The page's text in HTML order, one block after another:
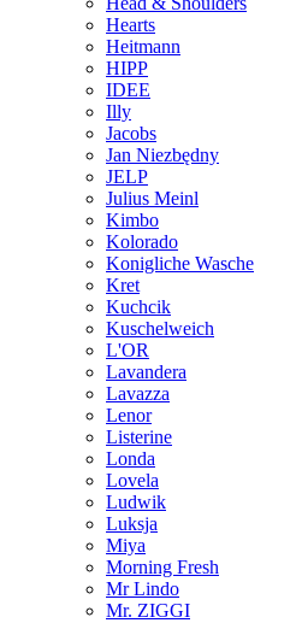
Hearts
Heitmann
HIPP
IDEE
Illy
Jacobs
Jan Niezbędny
JELP
Julius Meinl
Kimbo
Kolorado
Konigliche Wasche
Kret
Kuchcik
Kuschelweich
L'OR
Lavandera
Lavazza
Lenor
Listerine
Londa
Lovela
Ludwik
Luksja
Miya
Morning Fresh
Mr Lindo
Mr. ZIGGI